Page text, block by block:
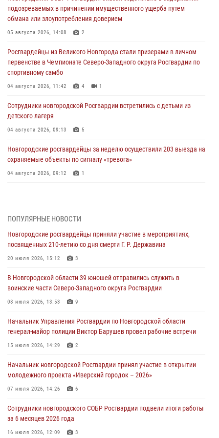
подозреваемых в причинении имущественного ущерба путем
обмана или злоупотребления доверием
05 августа 2026, 14:08 2
Росгвардейцы из Великого Новгорода стали призерами в личном
первенстве в Чемпионате Северо-Западного округа Росгвардии по
спортивному самбо
04 августа 2026, 11:42 4 1
Сотрудники новгородской Росгвардии встретились с детьми из
детского лагеря
04 августа 2026, 09:13 5
Новгородские росгвардейцы за неделю осуществили 203 выезда на
охраняемые объекты по сигналу «тревога»
04 августа 2026, 09:12 1
В Великом Новгороде сотрудники центра лицензионно-
разрешительной работы Росгвардии провели телефонную «горячую
30 июля 2026, 14:36 1
Новгородские росгвардейцы рассказали о службе детям из летнего
30 июля 2026, 08:40 5
Новгородские росгвардейцы задержали мужчину
Телесюжет в программе "Новгородское областное телевидение.
Новости часа." от 29 июля 2026 года. Новгородские призывники
29 июля 2026, 12:54 1
ПОПУЛЯРНЫЕ НОВОСТИ
Новгородские росгвардейцы приняли участие в мероприятиях,
посвященных 210-летию со дня смерти Г. Р. Державина
20 июля 2026, 15:12 3
В Новгородской области 39 юношей отправились служить в
воинские части Северо-Западного округа Росгвардии
08 июля 2026, 13:53 9
Начальник Управления Росгвардии по Новгородской области
генерал-майор полиции Виктор Барушев провел рабочие встречи
15 июля 2026, 14:29 2
Начальник новгородской Росгвардии принял участие в открытии
молодежного проекта «Иверский городок – 2026»
07 июля 2026, 14:26 6
Сотрудники новгородского СОБР Росгвардии подвели итоги работы
за 6 месяцев 2026 года
16 июля 2026, 12:09 3